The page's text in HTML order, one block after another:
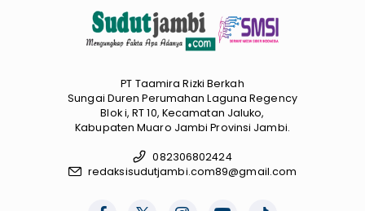
PT Taamira Rizki Berkah
Sungai Duren Perumahan Laguna Regency
Blok i, RT 10, Kecamatan Jaluko,
Kabupaten Muaro Jambi Provinsi Jambi.
082306802424
redaksisudutjambi.com89@gmail.com